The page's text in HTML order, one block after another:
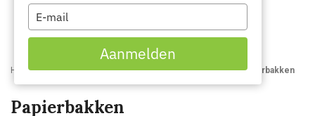
Home Webshop Afvalbakken en -zakken Afvalbakken Papierbakken
Papierbakken
name
Type
your
email
Aanmelden